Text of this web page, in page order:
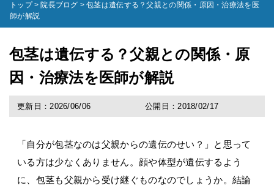
トップ > 院長ブログ > 包茎は遺伝する？父親との関係・原因・治療法を医
師が解説
包茎は遺伝する？父親との関係・原
因・治療法を医師が解説
更新日：2026/06/06 公開日：2018/02/17
「自分が包茎なのは父親からの遺伝のせい？」と思って
いる方は少なくありません。顔や体型が遺伝するよう
に、包茎も父親から受け継ぐものなのでしょうか。結論